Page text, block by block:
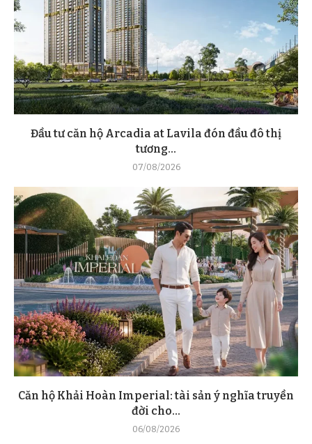
Đầu tư căn hộ Arcadia at Lavila đón đầu đô thị
tương...
07/08/2026
Căn hộ Khải Hoàn Imperial: tài sản ý nghĩa truyền
đời cho...
06/08/2026